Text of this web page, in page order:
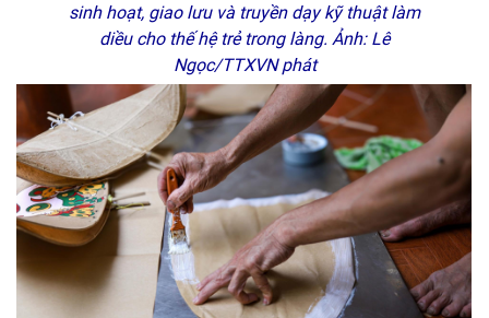
sinh hoạt, giao lưu và truyền dạy kỹ thuật làm
diều cho thế hệ trẻ trong làng. Ảnh: Lê
Ngọc/TTXVN phát